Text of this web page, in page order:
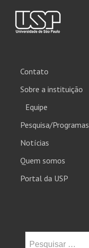
Contato
Sobre a instituição
Equipe
Pesquisa/Programas
Notícias
Quem somos
Portal da USP